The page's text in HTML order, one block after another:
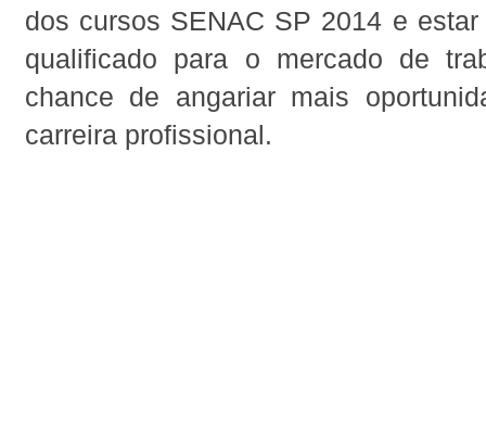
dos cursos SENAC SP 2014 e
qualificado para o mercado de
chance de angariar mais
carreira profissional.